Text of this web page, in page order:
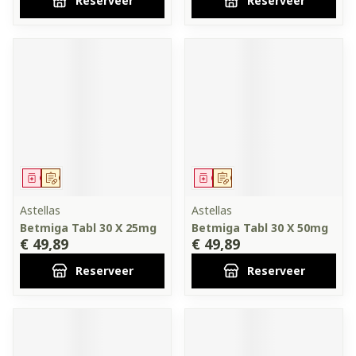
Op voorschrift
Geneesmiddel
Astellas
Betmiga Tabl 30 X 25mg
€ 49,89
Reserveer
Op voorschrift
Geneesmiddel
Astellas
Betmiga Tabl 30 X 50mg
€ 49,89
Reserveer